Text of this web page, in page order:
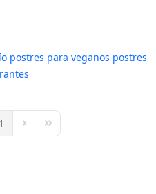
postres para veganos postres
Page
1 Next PageLast Page